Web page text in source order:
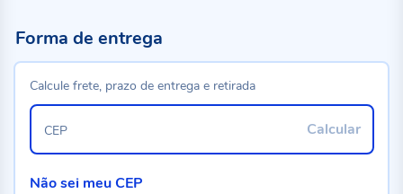
Forma de entrega
Calcule frete, prazo de entrega e retirada
Calcular
CEP
Não sei meu CEP